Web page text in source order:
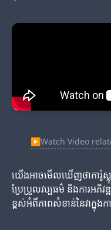
▶Watch Video
យើងអាចមើលឃើញថាការ៉ូស្
ប្រែប្រួលវប្បធម៌ និងការអភិវ
ខ្ពស់អំពីភាពសំខាន់នៃវាក្នុងក